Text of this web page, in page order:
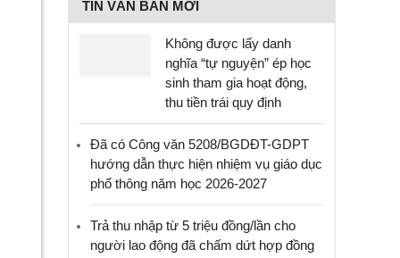
TIN VĂN BẢN MỚI
Không được lấy danh
nghĩa “tự nguyện” ép học
sinh tham gia hoạt động,
thu tiền trái quy định
Đã có Công văn 5208/BGDĐT-GDPT
hướng dẫn thực hiện nhiệm vụ giáo dục
phổ thông năm học 2026-2027
Trả thu nhập từ 5 triệu đồng/lần cho
người lao động đã chấm dứt hợp đồng